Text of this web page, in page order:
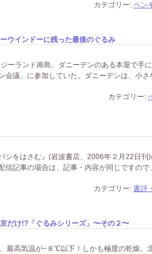
カテゴリー: ペン
ウインドーに残った最後のぐるみ
ーランド南島、ダニーデンのある本屋で手
会議」に参加していた。ダニーデンは、小
カテゴリー:
をはさむ』(岩波書店、2006年２月22日刊)
信記事の場合は、記事・内容が同じですの
カテゴリー: 書評
だけ!?「ぐるみシリーズ」〜その２〜
最高気温が−８℃以下！しかも極度の乾燥。